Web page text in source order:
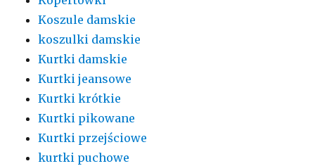
Koszule damskie
koszulki damskie
Kurtki damskie
Kurtki jeansowe
Kurtki krótkie
Kurtki pikowane
Kurtki przejściowe
kurtki puchowe